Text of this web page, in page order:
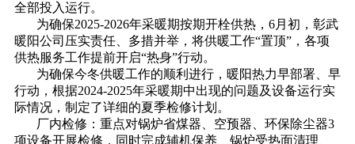
全部投入运行。
为确保2025-2026年采暖期按期开栓供热，6月初，彰武
暖阳公司压实责任、多措并举，将供暖工作“置顶”，各项
供热服务工作提前开启“热身”行动。
为确保今冬供暖工作的顺利进行，暖阳热力早部署、早
行动，根据2024-2025年采暖期中出现的问题及设备运行实
际情况，制定了详细的夏季检修计划。
厂内检修：重点对锅炉省煤器、空预器、环保除尘器3
项设备开展检修，同时完成辅机保养、锅炉受热面清理、